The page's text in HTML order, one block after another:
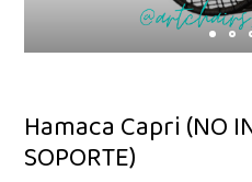
Hamaca Capri (NO
SOPORTE)